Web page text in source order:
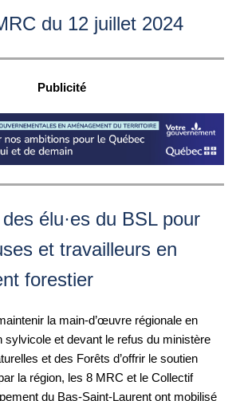
du 12 juillet 2024
Publicité
élu·es du BSL pour
et travailleurs en
forestier
la main-d’œuvre régionale en
sylvicole et devant le refus du ministère
et des Forêts d’offrir le soutien
la région, les 8 MRC et le Collectif
du Bas-Saint-Laurent ont mobilisé